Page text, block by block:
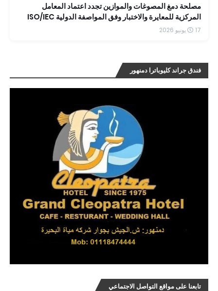
مصلحة دمغ المصوغات والموازين تجدد اعتماد المعامل
المركزية للمعايرة والاختبار وفق المواصفة الدولية ISO/IEC
17025:2017 حتى عام 2030
17 يونيو 2026
فندق جراند كليوباترا دمنهور
تابعنا على مواقع التواصل الاجتماعي